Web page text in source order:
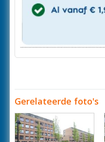
Gerelateerde foto's